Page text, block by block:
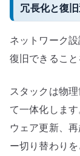
冗長化と復
ネットワーク
復旧できること
スタックは物
て一体化しま
ウェア更新、
ー切り替わり